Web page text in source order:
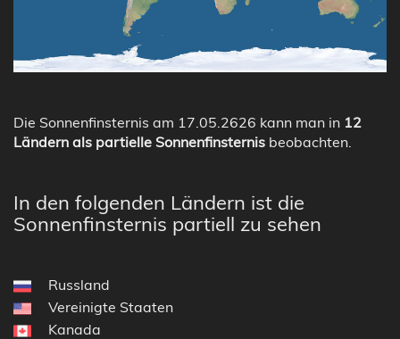
Die Sonnenfinsternis am 17.05.2626 kann man in 12
Ländern als partielle Sonnenfinsternis beobachten.
In den folgenden Ländern ist die
Sonnenfinsternis partiell zu sehen
Russland
Vereinigte Staaten
Kanada